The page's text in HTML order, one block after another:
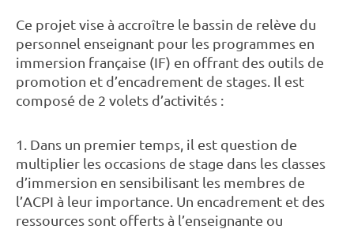
Ce projet vise à accroître le bassin de relève du
personnel enseignant pour les programmes en
immersion française (IF) en offrant des outils de
promotion et d’encadrement de stages. Il est
composé de 2 volets d’activités :
1. Dans un premier temps, il est question de
multiplier les occasions de stage dans les classes
d’immersion en sensibilisant les membres de
l’ACPI à leur importance. Un encadrement et des
ressources sont offerts à l’enseignante ou